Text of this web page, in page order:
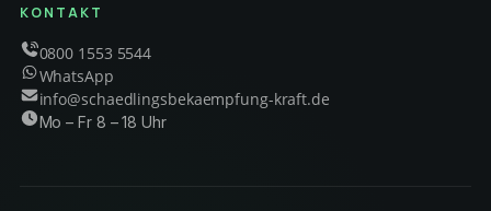
KONTAKT
0800 1553 5544
WhatsApp
info@schaedlingsbekaempfung-kraft.de
Mo – Fr 8 – 18 Uhr